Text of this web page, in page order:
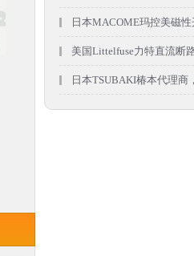
日本MACOME玛控美磁性
美国Littelfuse力特直流断
日本TSUBAKI椿本代理商